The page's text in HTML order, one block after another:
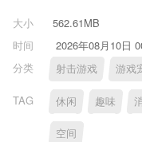
大小
562.61MB
时间
2026年08月10日
分类
射击游戏 游戏
TAG 休闲 趣味
空间